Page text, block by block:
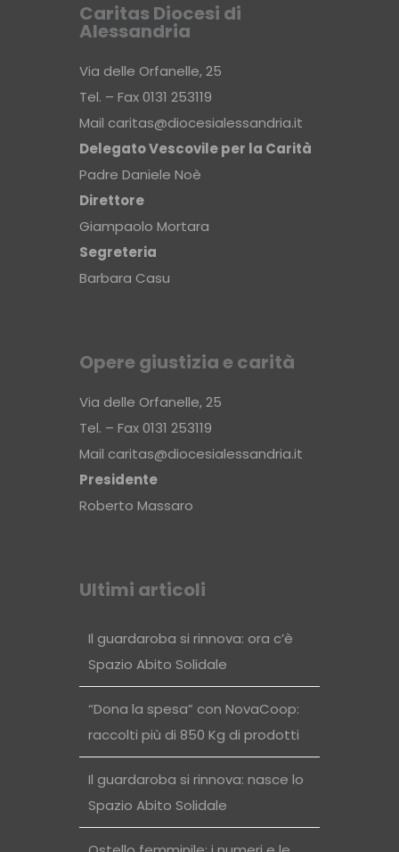
Caritas Diocesi di
Alessandria
Via delle Orfanelle, 25
Tel. – Fax 0131 253119
Mail caritas@diocesialessandria.it
Delegato Vescovile per la Carità
Padre Daniele Noè
Direttore
Giampaolo Mortara
Segreteria
Barbara Casu
Opere giustizia e carità
Via delle Orfanelle, 25
Tel. – Fax 0131 253119
Mail caritas@diocesialessandria.it
Presidente
Roberto Massaro
Ultimi articoli
Il guardaroba si rinnova: ora c’è
Spazio Abito Solidale
“Dona la spesa” con NovaCoop:
raccolti più di 850 Kg di prodotti
Il guardaroba si rinnova: nasce lo
Spazio Abito Solidale